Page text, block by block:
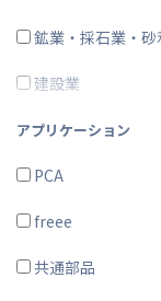
在庫購買
その他
鉱業・採石業・
建設業
製造業
電気・ガス・熱供
情報通信業
運輸業、郵便業
アプリケーション
PCA
freee
共通部品